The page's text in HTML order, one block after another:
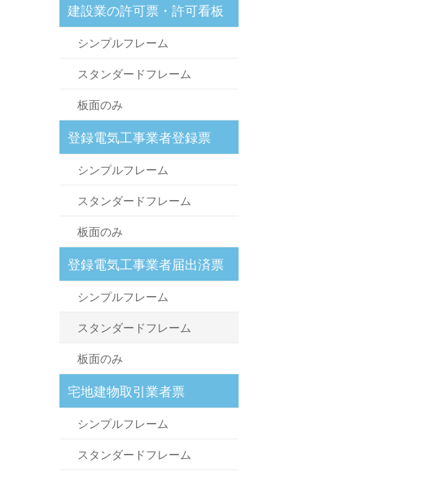
建設業の許可票・許可看板
シンプルフレーム
スタンダードフレーム
板面のみ
登録電気工事業者登録票
シンプルフレーム
スタンダードフレーム
板面のみ
登録電気工事業者届出済票
シンプルフレーム
スタンダードフレーム
板面のみ
宅地建物取引業者票
シンプルフレーム
スタンダードフレーム